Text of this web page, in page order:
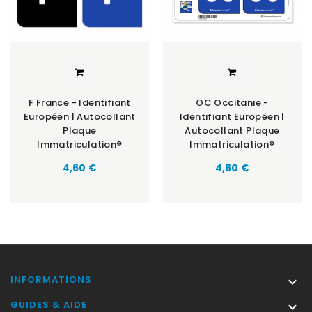
F France - Identifiant
Européen | Autocollant
Plaque
Immatriculation®
Prix
4,60 €
OC Occitanie -
Identifiant Européen |
Autocollant Plaque
Immatriculation®
Prix
4,60 €
INFORMATIONS 
GUIDES & AIDE 